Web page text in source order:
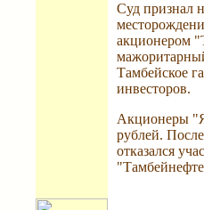
Суд признал
акционером
Тамбейское
инвесторов.
Акционеры
рублей.
отказался